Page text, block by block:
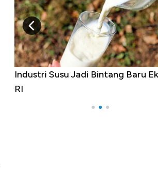
Industri Susu Jadi Bintang Baru
RI